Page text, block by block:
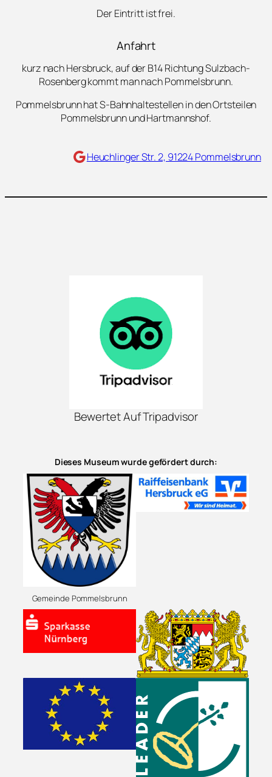
Der Eintritt ist frei.
Anfahrt
kurz nach Hersbruck, auf der B14 Richtung Sulzbach-
Rosenberg kommt man nach Pommelsbrunn.
Pommelsbrunn hat S-Bahnhaltestellen in den Ortsteilen
Pommelsbrunn und Hartmannshof.
Maps Heuchlinger Str. 2, 91224 Pommelsbrunn
Bewertet Auf Tripadvisor
Dieses Museum wurde gefördert durch:
Gemeinde Pommelsbrunn